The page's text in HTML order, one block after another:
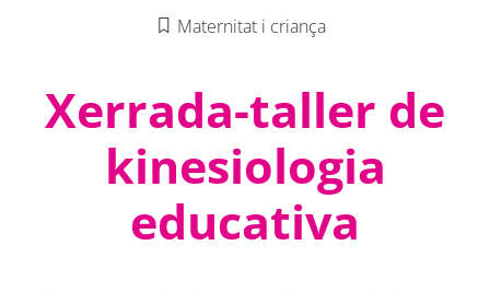
Maternitat i criança
Xerrada-taller de
kinesiologia
educativa